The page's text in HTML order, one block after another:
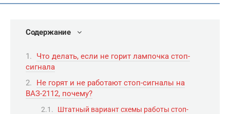
Содержание
Что делать, если не горит лампочка стоп-
сигнала
Не горят и не работают стоп-сигналы на
ВАЗ-2112, почему?
Штатный вариант схемы работы стоп-